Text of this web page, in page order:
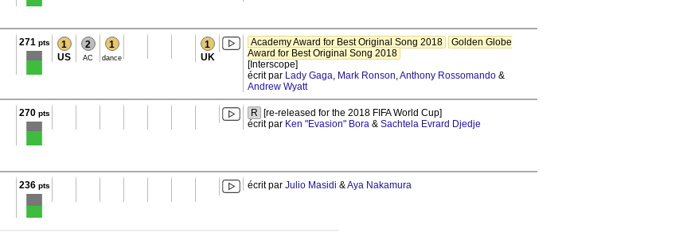
271 pts 1
US
2
AC
1
dance
1
UK
Academy Award for Best Original Song 2018
Golden Globe
Award for Best Original Song 2018
[Interscope]
écrit par Lady Gaga, Mark Ronson,Anthony Rossomando &
Andrew Wyatt
270pts R
[re-released for the 2018 FIFA World Cup]
écrit par Ken "Evasion" Bora & Sachtela Evrard Djedje
236pts écrit par Julio Masidi &Aya Nakamura